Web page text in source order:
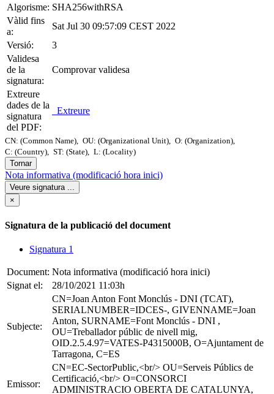
Algorisme: SHA256withRSA
Vàlid fins
a:
Sat Jul 30 09:57:09 CEST 2022
Versió:
3
Validesa
de la
signatura:
Comprovar validesa
Extreure
dades de la
signatura
del PDF:
Extreure
CN: (Common Name), OU: (Organizational Unit), O: (Organization),
C: (Country), ST: (State), L: (Locality)
Tornar
Nota informativa (modificació hora inici)
Veure signatura ...
×
Signatura de la publicació del document
Signatura 1
Document: Nota informativa (modificació hora inici)
Signat el:
28/10/2021 11:03h
Subjecte:
CN=Joan Anton Font Monclús - DNI (TCAT),
SERIALNUMBER=IDCES-, GIVENNAME=Joan
Anton, SURNAME=Font Monclús - DNI ,
OU=Treballador públic de nivell mig,
OID.2.5.4.97=VATES-P4315000B, O=Ajuntament de
Tarragona, C=ES
Emissor:
CN=EC-SectorPublic,<br/> OU=Serveis Públics de
Certificació,<br/> O=CONSORCI
ADMINISTRACIO OBERTA DE CATALUNYA,